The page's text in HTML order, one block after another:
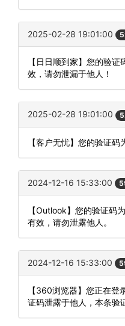
2025-02-28 19:01:00
【日日顺到家】您的验
效，请勿泄漏于他人！
2025-02-28 19:01:00
【客户无忧】您的验证码
2024-12-16 15:33:00
【Outlook】您的验证码
有效，请勿泄露他人。
2024-12-16 15:33:00
【360浏览器】您正在
证码泄露于他人，本条验